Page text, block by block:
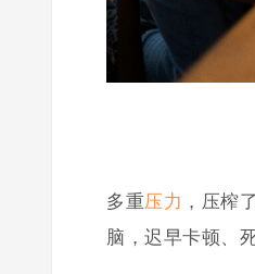
多重压力 ，压榨
脑，迟早卡顿、